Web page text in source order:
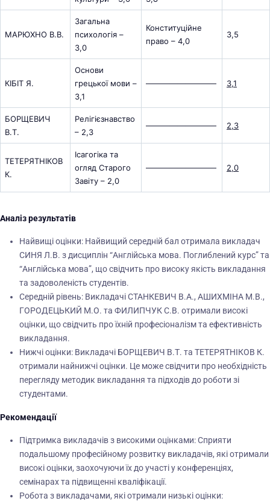
МАРЮХНО В.В.
Загальна
психологія –
3,0
Конституційне
право – 4,0
3,5
КІБІТ Я.
Основи
грецької мови –
3,1
————————— 3,1
БОРЩЕВИЧ
В.Т.
Релігієзнавство
– 2,3
————————— 2,3
ТЕТЕРЯТНІКОВ
К.
Ісагогіка та
огляд Старого
Завіту – 2,0
————————— 2,0
Аналіз результатів
Найвищі оцінки: Найвищий середній бал отримала викладач
СИНЯ Л.В. з дисциплін “Англійська мова. Поглиблений курс” та
“Англійська мова”, що свідчить про високу якість викладання
та задоволеність студентів.
Середній рівень: Викладачі СТАНКЕВИЧ В.А., АШИХМІНА М.В.,
ГОРОДЕЦЬКИЙ М.О. та ФИЛИПЧУК С.В. отримали високі
оцінки, що свідчить про їхній професіоналізм та ефективність
викладання.
Нижчі оцінки: Викладачі БОРЩЕВИЧ В.Т. та ТЕТЕРЯТНІКОВ К.
отримали найнижчі оцінки. Це може свідчити про необхідність
перегляду методик викладання та підходів до роботи зі
студентами.
Рекомендації
Підтримка викладачів з високими оцінками: Сприяти
подальшому професійному розвитку викладачів, які отримали
високі оцінки, заохочуючи їх до участі у конференціях,
семінарах та підвищенні кваліфікації.
Робота з викладачами, які отримали низькі оцінки: